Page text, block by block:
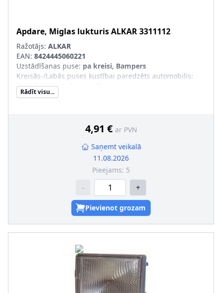
Apdare, Miglas lukturisALKAR3311112
Ražotājs: ALKAR
EAN: 8424445060221
Uzstādīšanas puse: pa kreisi, Bampers
Kreisās-/Labās puses kustībai paredzēts automobilis:
Kreisāspuses stūres vadībai
Papildus artikuls/Papildus informācija
Rādīt visu...
4,91 € ar PVN
Saņemt veikalā
11.08.2026
Pieejams: 5
- +
Pievienot grozam